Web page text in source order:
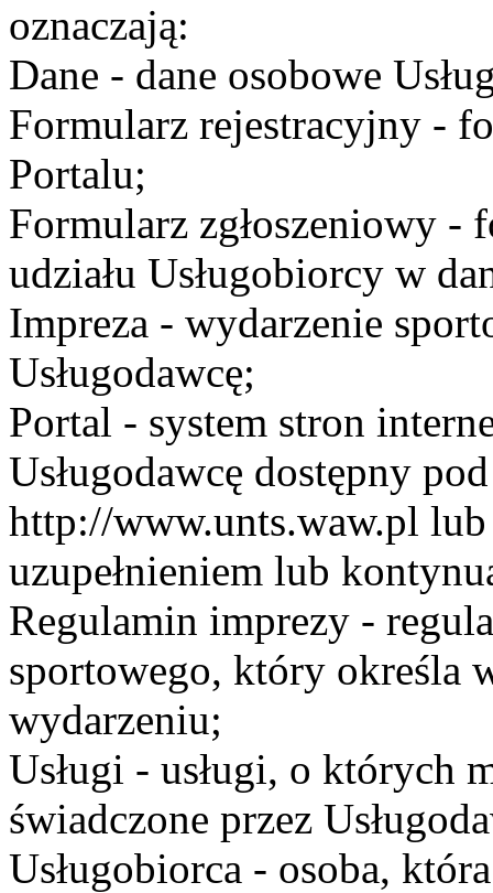
oznaczają:
Dane - dane osobowe
Formularz rejestracyjny -
Portalu;
Formularz zgłoszeniowy -
udziału Usługobiorcy w
Impreza - wydarzenie
Usługodawcę;
Portal - system stron
Usługodawcę dostępny
http://www.unts.waw.pl lub
uzupełnieniem lub
Regulamin imprezy -
sportowego, który określa
wydarzeniu;
Usługi - usługi, o których
świadczone przez
Usługobiorca - osoba,